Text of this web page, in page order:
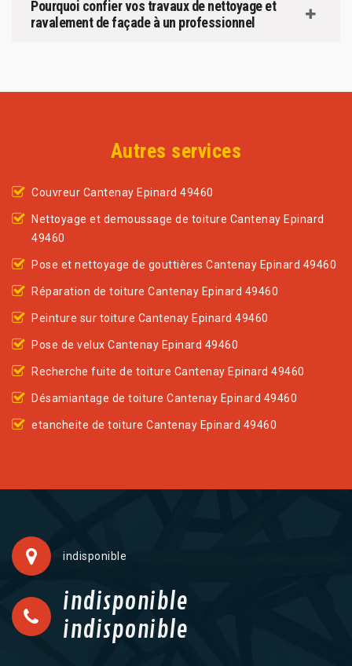
Pourquoi confier vos travaux de nettoyage et
ravalement de façade à un professionnel
Autres services
Couvreur Cantenay Epinard 49460
Nettoyage et demoussage de toiture Cantenay Epinard
49460
Pose et nettoyage de gouttières Cantenay Epinard 49460
Réparation de toiture Cantenay Epinard 49460
Peinture sur toiture Cantenay Epinard 49460
Pose de velux Cantenay Epinard 49460
Recherche fuite de toiture Cantenay Epinard 49460
Désamiantage de toiture Cantenay Epinard 49460
etancheite de toiture Cantenay Epinard 49460
indisponible
indisponible
indisponible